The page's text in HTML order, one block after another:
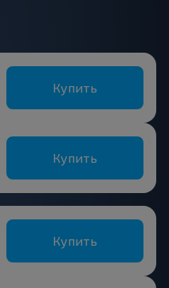
Купить
Купить
Купить